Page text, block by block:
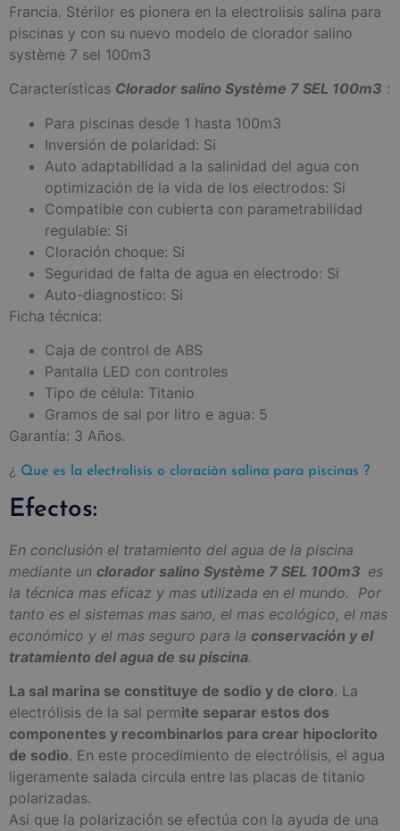
Francia. Stérilor es pionera en la electrolisis salina para
piscinas y con su nuevo modelo de clorador salino
système 7 sel 100m3
Características Clorador salino Système 7 SEL 100m3 :
Para piscinas desde 1 hasta 100m3
Inversión de polaridad: Si
Auto adaptabilidad a la salinidad del agua con
optimización de la vida de los electrodos: Si
Compatible con cubierta con parametrabilidad
regulable: Si
Cloración choque: Si
Seguridad de falta de agua en electrodo: Si
Auto-diagnostico: Si
Ficha técnica:
Caja de control de ABS
Pantalla LED con controles
Tipo de célula: Titanio
Gramos de sal por litro e agua: 5
Garantía: 3 Años.
¿ Que es la electrolisis o cloración salina para piscinas ?
Efectos:
En conclusión el tratamiento del agua de la piscina
mediante un clorador salino Système 7 SEL 100m3 es
la técnica mas eficaz y mas utilizada en el mundo. Por
tanto es el sistemas mas sano, el mas ecológico, el mas
económico y el mas seguro para la conservación y el
tratamiento del agua de su piscina.
La sal marina se constituye de sodio y de cloro. La
electrólisis de la sal permite separar estos dos
componentes y recombinarlos para crear hipoclorito
de sodio. En este procedimiento de electrólisis, el agua
ligeramente salada circula entre las placas de titanio
polarizadas.
Asi que la polarización se efectúa con la ayuda de una